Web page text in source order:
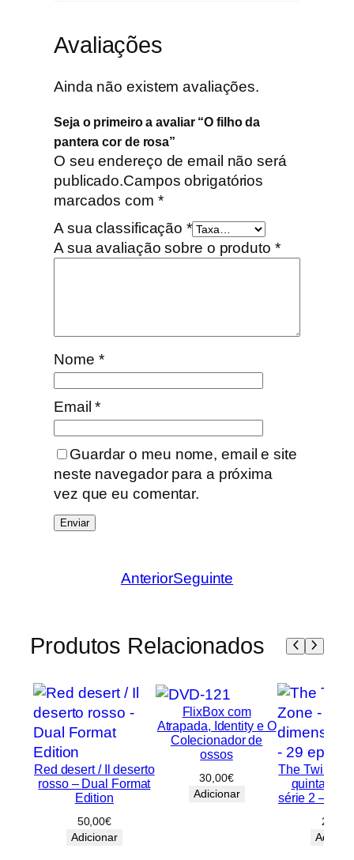
r
s
Avaliações
Ainda não existem avaliações.
Seja o primeiro a avaliar “O filho da
pantera cor de rosa”
O seu endereço de email não será
publicado.Campos obrigatórios
marcados com *
A sua classificação *
A sua avaliação sobre o produto *
Nome *
Email*
Guardar o meu nome, email e site
neste navegador para a próxima
vez que eu comentar.
AnteriorSeguinte
Produtos Relacionados
Red desert / Il deserto
rosso – Dual Format
Edition
50,00€
Adicionar
FlixBox com
Atrapada, Identity e O
Colecionador de
ossos
30,00€
Adicionar
The Twilight
quinta
série 2 – 29
25,00